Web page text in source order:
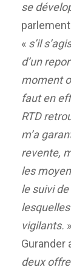
se
« s’il
d’un
moment
faut en
RTD
m’a
revente,
les
le suivi
vigilants. »
Gurander
deux